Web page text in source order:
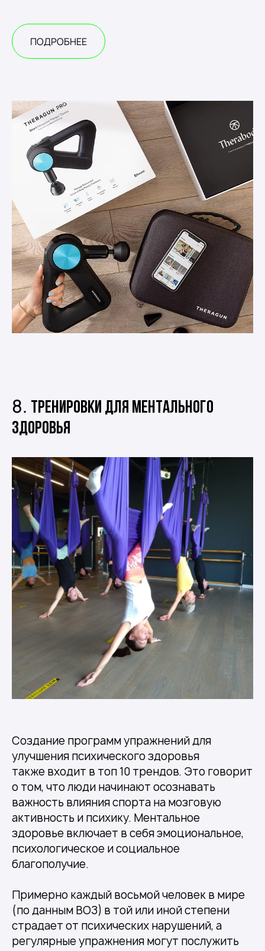
ПОДРОБНЕЕ
8. Тренировки для ментального
здоровья
Создание программ упражнений для
улучшения психического здоровья
также входит в топ 10 трендов. Это говорит
о том, что люди начинают осознавать
важность влияния спорта на мозговую
активность и психику. Ментальное
здоровье включает в себя эмоциональное,
психологическое и социальное
благополучие.
Примерно каждый восьмой человек в мире
(по данным ВОЗ) в той или иной степени
страдает от психических нарушений, а
регулярные упражнения могут послужить